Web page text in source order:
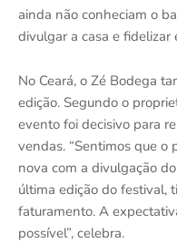
ainda não conheciam o
divulgar a casa e fidelizar
No Ceará, o Zé Bodega
edição. Segundo o
evento foi decisivo para
vendas. “Sentimos que o
nova com a divulgação
última edição do festival,
faturamento. A
possível”, celebra.